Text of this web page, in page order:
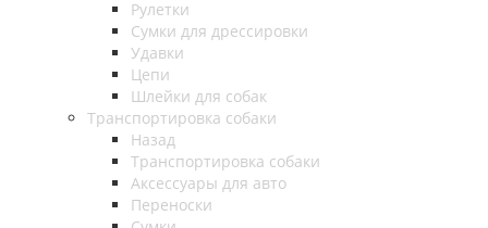
Рулетки
Сумки для дрессировки
Удавки
Цепи
Шлейки для собак
Транспортировка собаки
Назад
Транспортировка собаки
Аксессуары для авто
Переноски